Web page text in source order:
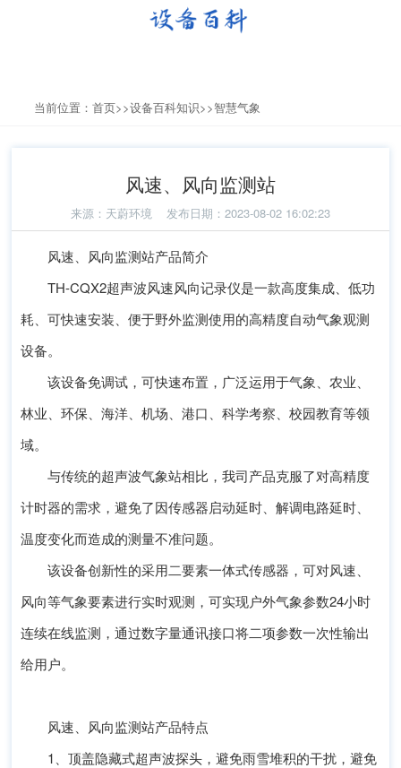
当前位置： 首页>>设备百科知识>>智慧气象
风速、风向监测站
来源： 天蔚环境 发布日期：2023-08-02 16:02:23
风速、风向监测站产品简介
TH-CQX2超声波风速风向记录仪是一款高度集成、低功
耗、可快速安装、便于野外监测使用的高精度自动气象观测
设备。
该设备免调试，可快速布置，广泛运用于气象、农业、
林业、环保、海洋、机场、港口、科学考察、校园教育等领
域。
与传统的超声波气象站相比，我司产品克服了对高精度
计时器的需求，避免了因传感器启动延时、解调电路延时、
温度变化而造成的测量不准问题。
该设备创新性的采用二要素一体式传感器，可对风速、
风向等气象要素进行实时观测，可实现户外气象参数24小时
连续在线监测，通过数字量通讯接口将二项参数一次性输出
给用户。
风速、风向监测站产品特点
1、顶盖隐藏式超声波探头，避免雨雪堆积的干扰，避免